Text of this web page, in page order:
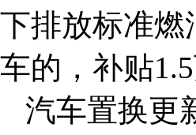
下排放标准燃
车的，补贴1.5
汽车置换更